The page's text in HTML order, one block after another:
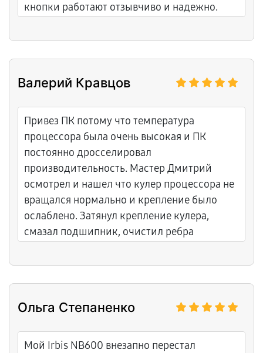
кнопки работают отзывчиво и надежно.
проблема. Дали гарантию на кнопки. Цена
Валерий Кравцов
Привез ПК потому что температура
процессора была очень высокая и ПК
постоянно дросселировал
производительность. Мастер Дмитрий
осмотрел и нашел что кулер процессора не
вращался нормально и крепление было
ослаблено. Затянул крепление кулера,
смазал подшипник, очистил ребра
термопасту. ПК теперь работает холодным
процессор от перегрева.
Ольга Степаненко
Мой Irbis NB600 внезапно перестал